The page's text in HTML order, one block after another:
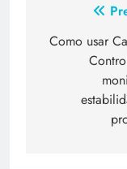
Como usar